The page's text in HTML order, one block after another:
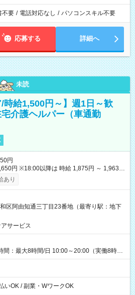
不要 / 電話対応なし / パソコンスキル不要
応募する 詳細へ
未読
/時給1,500円～】週1日～歓
介護ヘルパー（車通勤
円
円 ※18:00以降は 時給 1,875円 ～ 1,963円
：年1回（4
や年間勤務時間により支給あり ・資格手当：
あり） 【試用期間】試用期間な
あり
区阿由知通三丁目23番地（最寄り駅：地下
サービス
間：最大8時間/日 10:00～20:00（実働8時間
務できる方歓迎！ ★「他の曜日で働きた
慮なくご相談ください。 ※残業は原則あり
いOK / 副業・WワークOK